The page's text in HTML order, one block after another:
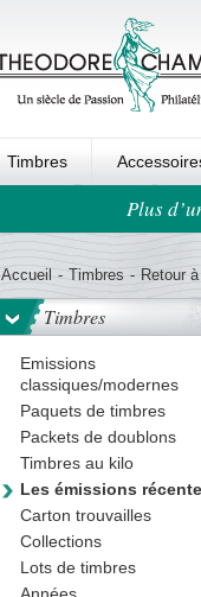
Timbres
Ordre au panierPlus
Accueil - Timbres - Retour
Timbres
Emissions
classiques/modernes
Paquets de timbres
Packets de doublons
Timbres au kilo
Les émissions
Carton trouvailles
Collections
Lots de timbres